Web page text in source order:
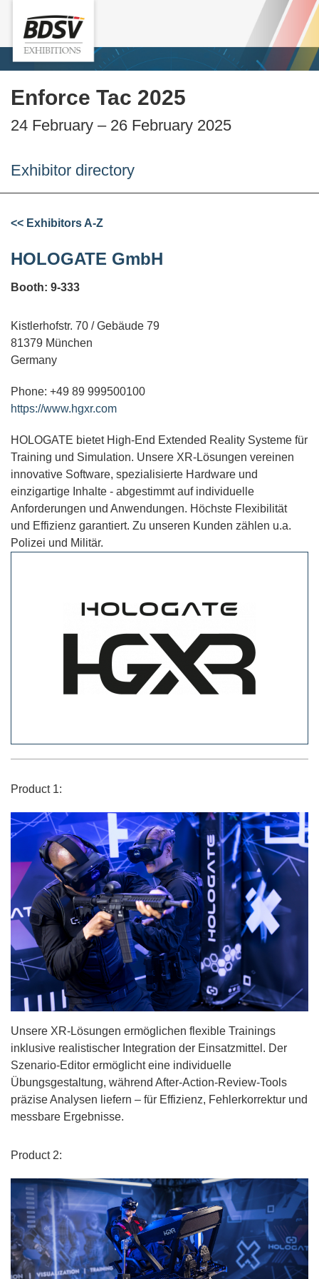
Enforce Tac 2025
24 February – 26 February 2025
Exhibitor directory
<< Exhibitors A-Z
HOLOGATE GmbH
Booth: 9-333
Kistlerhofstr. 70 / Gebäude 79
81379 München
Germany
Phone: +49 89 999500100
https://www.hgxr.com
HOLOGATE bietet High-End Extended Reality Systeme für
Training und Simulation. Unsere XR-Lösungen vereinen
innovative Software, spezialisierte Hardware und
einzigartige Inhalte - abgestimmt auf individuelle
Anforderungen und Anwendungen. Höchste Flexibilität
und Effizienz garantiert. Zu unseren Kunden zählen u.a.
Polizei und Militär.
Product 1:
Unsere XR-Lösungen ermöglichen flexible Trainings
inklusive realistischer Integration der Einsatzmittel. Der
Szenario-Editor ermöglicht eine individuelle
Übungsgestaltung, während After-Action-Review-Tools
präzise Analysen liefern – für Effizienz, Fehlerkorrektur und
messbare Ergebnisse.
Product 2: